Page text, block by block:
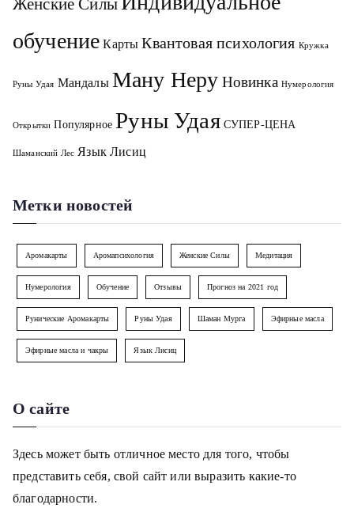
Женские Силы
обучение Карты Квантовая психология Кружка
Руны Удая Мандалы Ману Неру Новинка Нумерология
Открытки Популярное Руны Удая СУПЕР-ЦЕНА
Шаманский Лес Язык Лисиц
Метки новостей
Аромакарты Аромапсихология Женские Силы Медитация
Нумерология Обучение Отзывы Прогноз на 2021 год
Рунические Аромакарты Руны Удая Шаман Мурга Эфирные масла
Эфирные масла и чакры Язык Лисиц
О сайте
Здесь может быть отличное место для того, чтобы
представить себя, свой сайт или выразить какие-то
благодарности.